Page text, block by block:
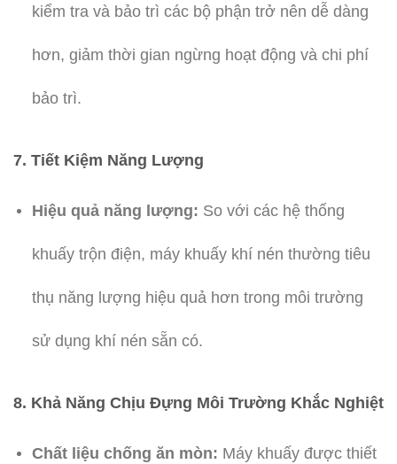
kiểm tra và bảo trì các bộ phận trở nên dễ dàng
hơn, giảm thời gian ngừng hoạt động và chi phí
bảo trì.
7. Tiết Kiệm Năng Lượng
Hiệu quả năng lượng: So với các hệ thống
khuấy trộn điện, máy khuấy khí nén thường tiêu
thụ năng lượng hiệu quả hơn trong môi trường
sử dụng khí nén sẵn có.
8. Khả Năng Chịu Đựng Môi Trường Khắc Nghiệt
Chất liệu chống ăn mòn: Máy khuấy được thiết